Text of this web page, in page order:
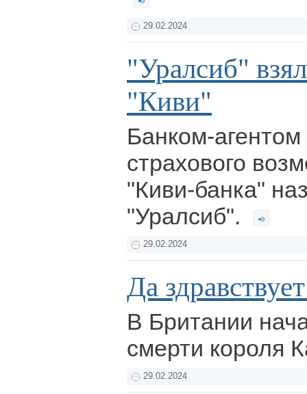
29.02.2024
"Уралсиб"
"Киви"
Банком-
страхового
"Киви-банка"
"Уралсиб".
29.02.2024
Да
В Британии
смерти короля
29.02.2024